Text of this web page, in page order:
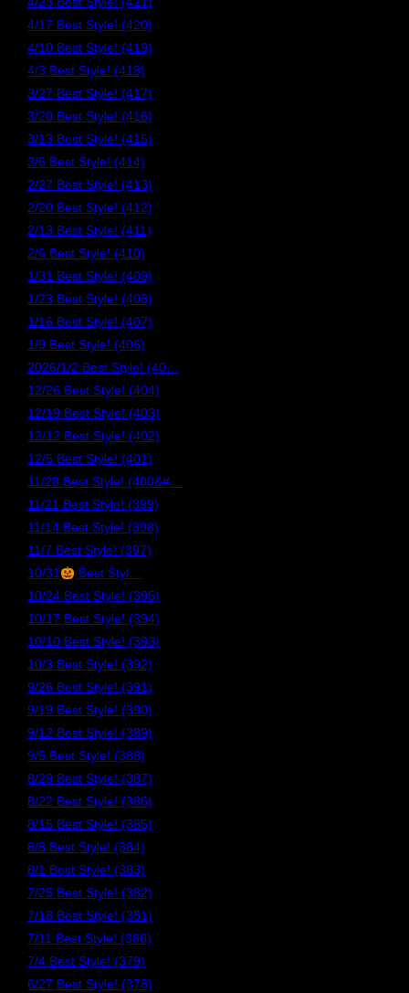
4/17 Best Style! (420)
4/10 Best Style! (419)
4/3 Best Style! (418)
3/27 Best Style! (417)
3/20 Best Style! (416)
3/13 Best Style! (415)
3/6 Best Style! (414)
2/27 Best Style! (413)
2/20 Best Style! (412)
2/13 Best Style! (411)
2/6 Best Style! (410)
1/31 Best Style! (409)
1/23 Best Style! (408)
1/16 Best Style! (407)
1/9 Best Style! (406)
2026/1/2 Best Style! (40…
12/26 Best Style! (404)
12/19 Best Style! (403)
12/12 Best Style! (402)
12/5 Best Style! (401)
11/28 Best Style! (400&#…
11/21 Best Style! (399)
11/14 Best Style! (398)
11/7 Best Style! (397)
10/31
Best Styl…
10/24 Best Style! (395)
10/17 Best Style! (394)
10/10 Best Style! (393)
10/3 Best Style! (392)
9/26 Best Style! (391)
9/19 Best Style! (390)
9/12 Best Style! (389)
9/5 Best Style! (388)
8/29 Best Style! (387)
8/22 Best Style! (386)
8/15 Best Style! (385)
8/8 Best Style! (384)
8/1 Best Style! (383)
7/25 Best Style! (382)
7/18 Best Style! (381)
7/11 Best Style! (380)
7/4 Best Style! (379)
6/27 Best Style! (378)